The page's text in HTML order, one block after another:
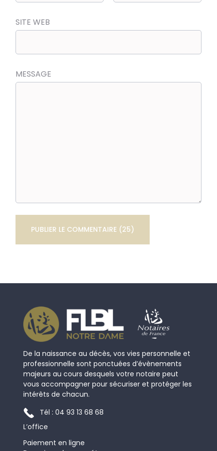
SITE WEB
MESSAGE
De la naissance au décès, vos vies personnelle et
professionnelle sont ponctuées d’évènements
majeurs au cours desquels votre notaire peut
vous accompagner pour sécuriser et protéger les
intérêts de chacun.
Tél : 04 93 13 68 68
L’office
Paiement en ligne